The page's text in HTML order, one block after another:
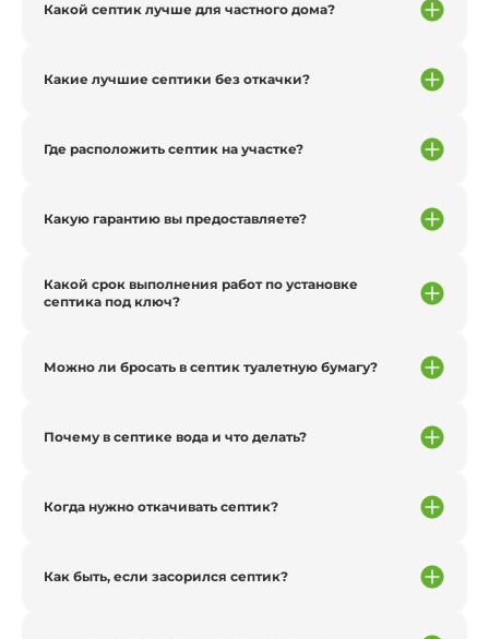
Какой септик лучше для частного дома?
Какие лучшие септики без откачки?
Где расположить септик на участке?
Какую гарантию вы предоставляете?
Какой срок выполнения работ по установке
септика под ключ?
Можно ли бросать в септик туалетную бумагу?
Почему в септике вода и что делать?
Когда нужно откачивать септик?
Как быть, если засорился септик?